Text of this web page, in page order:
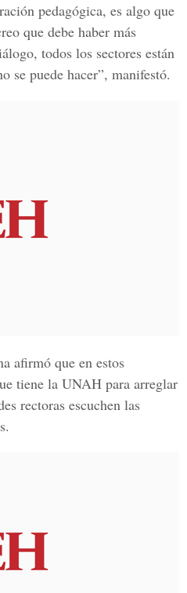
pedagógica, es algo que
que debe haber más
todos los sectores están
se puede hacer”, manifestó.
afirmó que en estos
tiene la UNAH para arreglar
rectoras escuchen las